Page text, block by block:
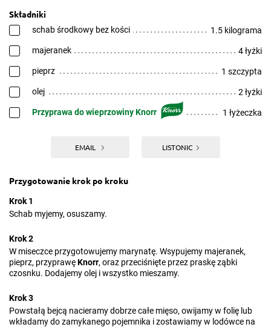
Składniki
schab środkowy bez kości 1.5 kilograma
majeranek 4 łyżki
pieprz 1 szczypta
olej 2 łyżki
Przyprawa do wieprzowiny Knorr 1 łyżeczka
EMAIL LISTONIC
Przygotowanie krok po kroku
Krok 1
Schab myjemy, osuszamy.
Krok 2
W miseczce przygotowujemy marynatę. Wsypujemy majeranek,
pieprz, przyprawęKnorr, oraz przeciśnięte przez praskę ząbki
czosnku. Dodajemy olej i wszystko mieszamy.
Krok 3
Powstałą bejcą nacieramy dobrze całe mięso, owijamy w folię lub
wkładamy do zamykanego pojemnika i zostawiamy w lodówce na